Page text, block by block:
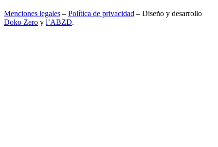
Menciones legales – Política de privacidad – Diseño y desarrollo
Doko Zero y l’ABZD.